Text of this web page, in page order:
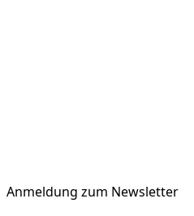
Anmeldung zum Newsletter